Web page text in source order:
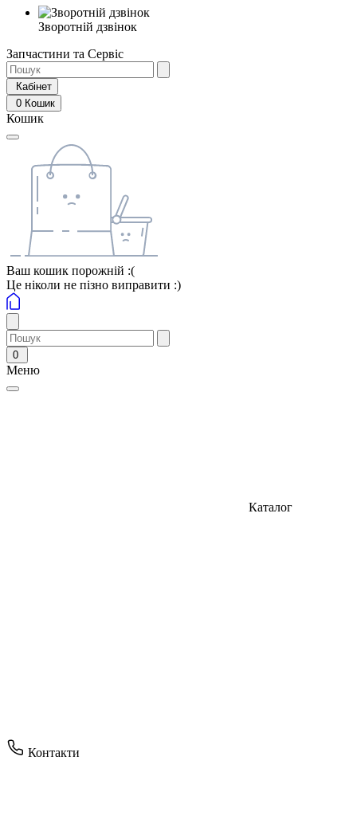
Зворотній дзвінок
Запчастини та Сервіс
Кабінет
0 Кошик
Кошик
Ваш кошик порожній :(
Це ніколи не пізно виправити :)
0
Меню
Каталог
Контакти